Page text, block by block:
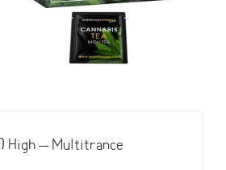
High – Multitrance